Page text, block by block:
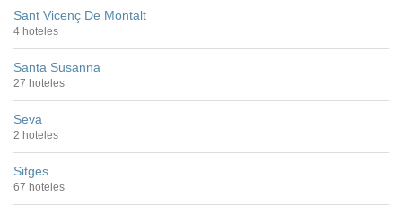
Sant Vicenç De Montalt
4 hoteles
Santa Susanna
27 hoteles
Seva
2 hoteles
Sitges
67 hoteles